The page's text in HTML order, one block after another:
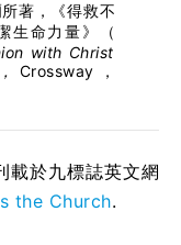
著，《得救不
生命力量》（
with Christ
Crossway，
載於九標誌英文網
the Church.